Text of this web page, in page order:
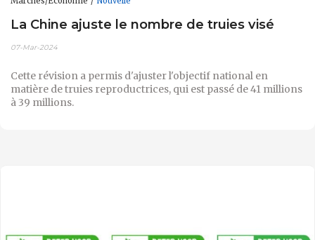
La Chine ajuste le nombre de truies visé
07-Mar-2024
Cette révision a permis d'ajuster l'objectif national en
matière de truies reproductrices, qui est passé de 41 millions
à 39 millions.